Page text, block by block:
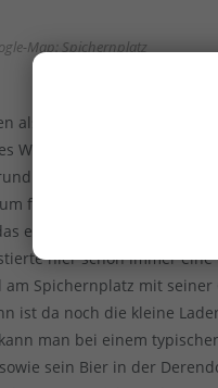
Map: Spichernplatz
als wenig begehrte
Werkstätten und Betriebe.
15 Jahren rasant
finden sich unscheinbare
einzige auffällige
hier schon immer
Spichernplatz mit
ist da noch die kleine
man bei einem
sein Bier in der